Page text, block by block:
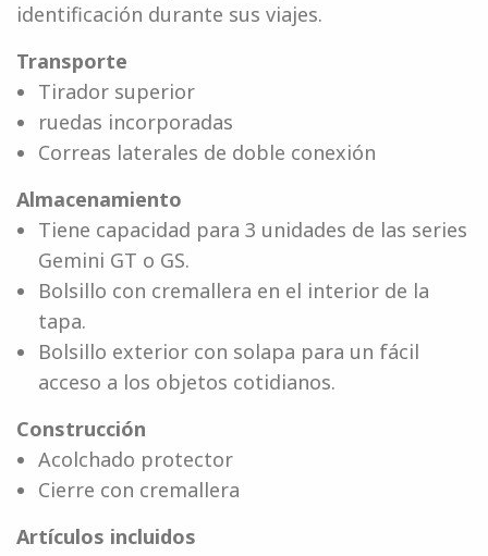
identificación durante sus viajes.
Transporte
Tirador superior
ruedas incorporadas
Correas laterales de doble conexión
Almacenamiento
Tiene capacidad para 3 unidades de las series
Gemini GT o GS.
Bolsillo con cremallera en el interior de la
tapa.
Bolsillo exterior con solapa para un fácil
acceso a los objetos cotidianos.
Construcción
Acolchado protector
Cierre con cremallera
Artículos incluidos